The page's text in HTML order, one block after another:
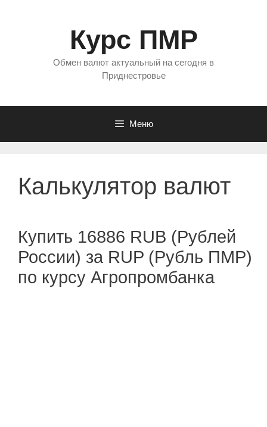
Курс ПМР
Обмен валют актуальный на сегодня в
Приднестровье
Меню
Калькулятор валют
Купить 16886 RUB (Рублей
России) за RUP (Рубль ПМР)
по курсу Агропромбанка